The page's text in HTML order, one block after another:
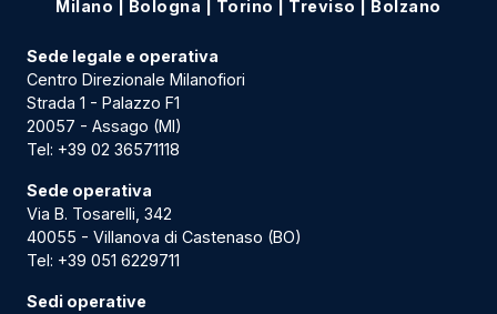
Milano Bologna Torino Treviso Bolzano
Sede legale e operativa
Centro Direzionale Milanofiori
Strada 1 - Palazzo F1
20057 - Assago (MI)
Tel: +39 02 36571118
Sede operativa
Via B. Tosarelli, 342
40055 - Villanova di Castenaso (BO)
Tel: +39 051 6229711
Sedi operative